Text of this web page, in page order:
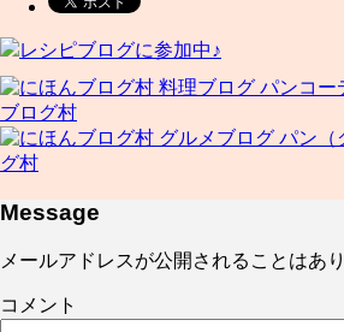
レシピブログに参加中♪
ブログ村
グ村
Message
メールアドレスが公開されることはあり
コメント